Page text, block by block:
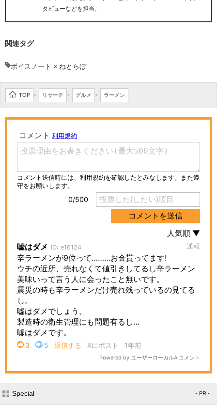
タビューなどを担当。
関連タグ
ボイスノート × ねとらぼ
TOP > リサーチ > グルメ > ラーメン
Special - PR -